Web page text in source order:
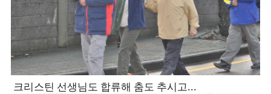
크리스틴 선생님도 합류해 춤도 추시고...